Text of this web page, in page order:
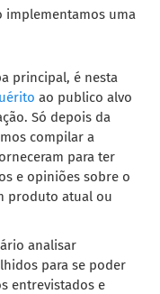
implementamos uma
principal, é nesta
ao publico alvo
Só depois da
compilar a
para ter
e opiniões sobre o
produto atual ou
analisar
para se poder
entrevistados e